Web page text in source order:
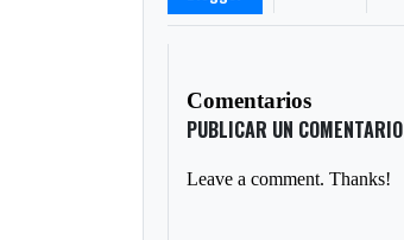
Comentarios
PUBLICAR UN COMENTARIO
Leave a comment. Thanks!